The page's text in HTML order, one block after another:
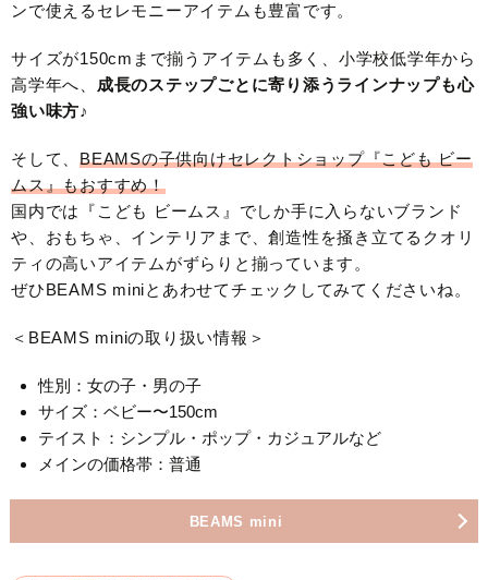
ンで使えるセレモニーアイテムも豊富です。
サイズが150cmまで揃うアイテムも多く、小学校低学年から
高学年へ、 成長のステップごとに寄り添うラインナップも心
強い味方♪
そして、 BEAMSの子供向けセレクトショップ『こども ビー
ムス』もおすすめ！
国内では『こども ビームス』でしか手に入らないブランド
や、おもちゃ、インテリアまで、創造性を掻き立てるクオリ
ティの高いアイテムがずらりと揃っています。
ぜひBEAMS miniとあわせてチェックしてみてくださいね。
＜BEAMS miniの取り扱い情報＞
性別：女の子・男の子
サイズ：ベビー〜150cm
テイスト：シンプル・ポップ・カジュアルなど
メインの価格帯：普通
BEAMS mini